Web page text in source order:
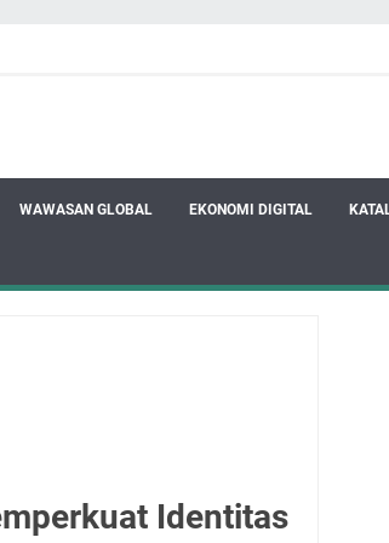
WAWASAN GLOBAL EKONOMI DIGITAL
Identitas